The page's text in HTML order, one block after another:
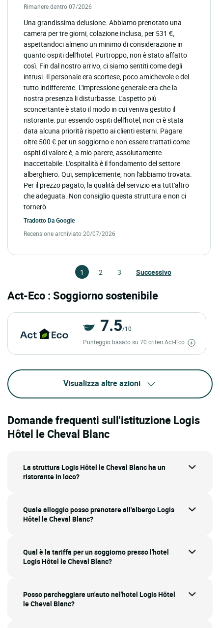
Rimanere dentro 07/2026
Una grandissima delusione. Abbiamo prenotato una
camera per tre giorni, colazione inclusa, per 531 €,
aspettandoci almeno un minimo di considerazione in
quanto ospiti dell'hotel. Purtroppo, non è stato affatto
così. Fin dal nostro arrivo, ci siamo sentiti come degli
intrusi. Il personale era scortese, poco amichevole e del
tutto indifferente. L'impressione generale era che la
nostra presenza li disturbasse. L'aspetto più
sconcertante è stato il modo in cui veniva gestito il
ristorante: pur essendo ospiti dell'hotel, non ci è stata
data alcuna priorità rispetto ai clienti esterni. Pagare
oltre 500 € per un soggiorno e non essere trattati come
ospiti di valore è, a mio parere, assolutamente
inaccettabile. L'ospitalità è il fondamento del settore
alberghiero. Qui, semplicemente, non l'abbiamo trovata.
Per il prezzo pagato, la qualità del servizio era tutt'altro
che adeguata. Non consiglio questa struttura e non ci
tornerò.
Tradotto DaGoogle
Recensione archiviato 20/07/2026
1 2 3 Successivo
Act-Eco : Soggiorno sostenibile
7.5/10
Punteggio basato su 70 criteri Act-Eco
Visualizza altre azioni
Domande frequenti sull'istituzione Logis
Hôtel le Cheval Blanc
La struttura Logis Hôtel le Cheval Blanc ha un
ristorante in loco?
Quale alloggio posso prenotare all'albergo Logis
Hôtel le Cheval Blanc?
Qual è la tariffa per un soggiorno presso l'hotel
Logis Hôtel le Cheval Blanc?
Posso parcheggiare un'auto nel'hotel Logis Hôtel
le Cheval Blanc?